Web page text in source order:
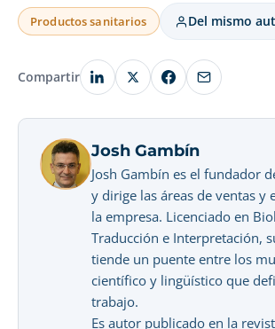
Productos sanitarios Del mismo
Compartir
Josh Gambín
Josh Gambín es el fundador
y dirige las áreas de ventas y
la empresa. Licenciado en
Traducción e Interpretación,
tiende un puente entre los
científico y lingüístico que
trabajo.
Es autor publicado en la